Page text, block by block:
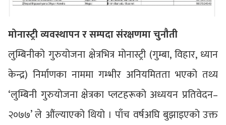
मोनास्ट्री व्यवस्थापन र सम्पदा संरक्षणमा चुनौती
लुम्बिनीको गुरुयोजना क्षेत्रभित्र मोनास्ट्री (गुम्बा, विहार, ध्यान
केन्द्र) निर्माणका नाममा गम्भीर अनियमितता भएको तथ्य
‘लुम्बिनी गुरुयोजना क्षेत्रका प्लटहरूको अध्ययन प्रतिवेदन–
२०७७’ ले औंल्याएको थियो । पाँच वर्षअघि बुझाइएको उक्त